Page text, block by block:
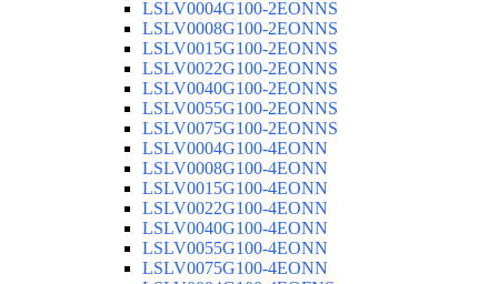
LSLV0004G100-2EONNS
LSLV0008G100-2EONNS
LSLV0015G100-2EONNS
LSLV0022G100-2EONNS
LSLV0040G100-2EONNS
LSLV0055G100-2EONNS
LSLV0075G100-2EONNS
LSLV0004G100-4EONN
LSLV0008G100-4EONN
LSLV0015G100-4EONN
LSLV0022G100-4EONN
LSLV0040G100-4EONN
LSLV0055G100-4EONN
LSLV0075G100-4EONN